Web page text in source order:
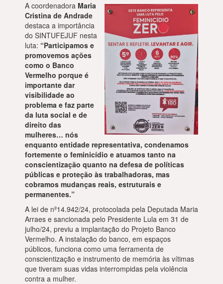
A coordenadora Maria
Cristina de Andrade
destaca a importância
do SINTUFEJUF nesta
luta: “Participamos e
promovemos ações
como o Banco
Vermelho porque é
importante dar
visibilidade ao
problema e faz parte
da luta social e de
direito das
mulheres… nós
enquanto entidade representativa, condenamos
fortemente o feminicídio e atuamos tanto na
conscientização quanto na defesa de políticas
públicas e proteção às trabalhadoras, mas
cobramos mudanças reais, estruturais e
permanentes.”
A lei de nº14.942/24, protocolada pela Deputada Maria
Arraes e sancionada pelo Presidente Lula em 31 de
julho/24, previu a implantação do Projeto Banco
Vermelho. A instalação do banco, em espaços
públicos, funciona como uma ferramenta de
conscientização e instrumento de memória às vítimas
que tiveram suas vidas interrompidas pela violência
contra a mulher.